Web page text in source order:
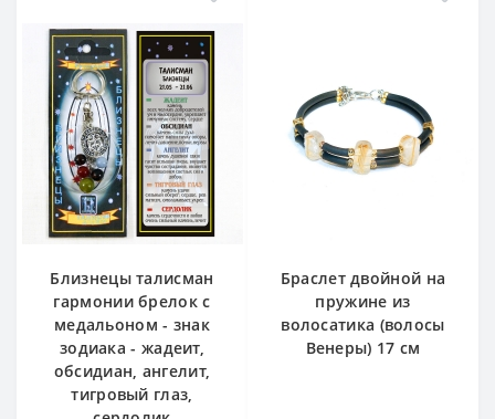
Близнецы талисман
гармонии брелок с
медальоном - знак
зодиака - жадеит,
обсидиан, ангелит,
тигровый глаз,
Браслет двойной на
пружине из
волосатика (волосы
Венеры) 17 см